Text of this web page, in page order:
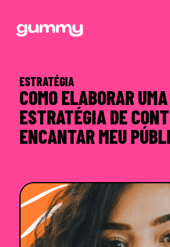
ESTRATÉGIA
COMO ELABORAR UMA
ESTRATÉGIA DE
ENCANTAR MEU